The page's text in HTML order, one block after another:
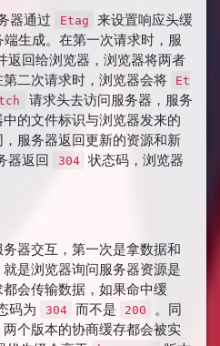
器通过 Etag
来设置响应头缓
端生成。在第一次请求时，服
返回给浏览器，浏览器将两者
二次请求时，浏览器会将
Et
请求头去访问服务器，服务
的文件标识与浏览器发来的
服务器返回更新的资源和新
器返回 304
状态码，浏览器
器交互，第一次是拿数据和
是浏览器询问服务器资源是
会传输数据，如果命中缓
码为 304 而不是 200
。同
个版本的协商缓存都会被实